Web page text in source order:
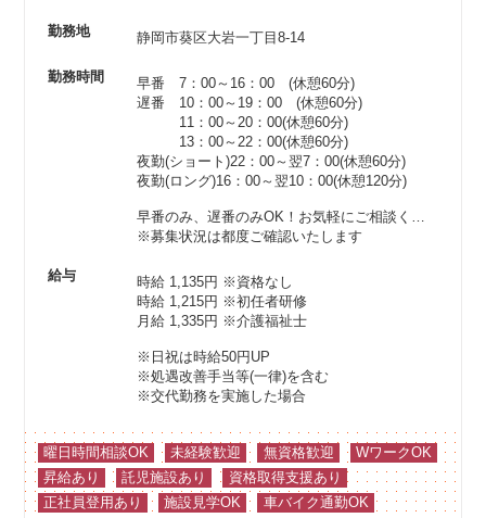
勤務地 静岡市葵区大岩一丁目8-14
勤務時間
早番 7：00～16：00 (休憩60分)
遅番 10：00～19：00 (休憩60分)
11：00～20：00(休憩60分)
13：00～22：00(休憩60分)
夜勤(ショート)22：00～翌7：00(休憩60分)
夜勤(ロング)16：00～翌10：00(休憩120分)
早番のみ、遅番のみOK！お気軽にご相談ください♪
※募集状況は都度ご確認いたします
給与 時給 1,135円 ※資格なし
時給 1,215円 ※初任者研修
月給 1,335円 ※介護福祉士
※日祝は時給50円UP
※処遇改善手当等(一律)を含む
※交代勤務を実施した場合
曜日時間相談OK 未経験歓迎 無資格歓迎
WワークOK
昇給あり
託児施設あり
資格取得支援あり
正社員登用あり
施設見学OK
車バイク通勤OK